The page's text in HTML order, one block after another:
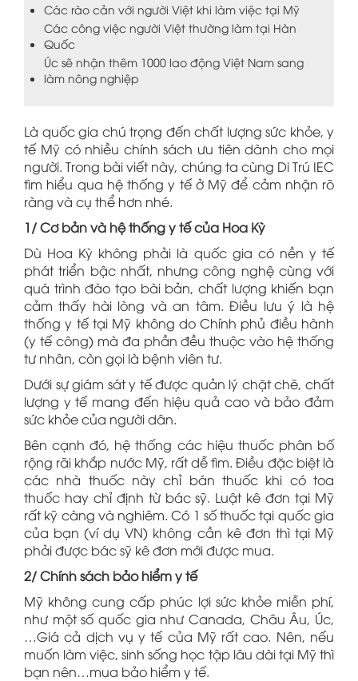
Các rào cản với người Việt khi làm việc tại Mỹ
Các công việc người Việt thường làm tại Hàn
Quốc
Úc sẽ nhận thêm 1000 lao động Việt Nam sang
làm nông nghiệp
Là quốc gia chú trọng đến chất lượng sức khỏe, y
tế Mỹ có nhiều chính sách ưu tiên dành cho mọi
người. Trong bài viết này, chúng ta cùng Di Trú IEC
tìm hiểu qua hệ thống y tế ở Mỹ để cảm nhận rõ
ràng và cụ thể hơn nhé.
1/ Cơ bản và hệ thống y tế của Hoa Kỳ
Dù Hoa Kỳ không phải là quốc gia có nền y tế
phát triển bậc nhất, nhưng công nghệ cùng với
quá trình đào tạo bài bản, chất lượng khiến bạn
cảm thấy hài lòng và an tâm. Điều lưu ý là hệ
thống y tế tại Mỹ không do Chính phủ điều hành
(y tế công) mà đa phần đều thuộc vào hệ thống
tư nhân, còn gọi là bệnh viên tư.
Dưới sự giám sát y tế được quản lý chặt chẽ, chất
lượng y tế mang đến hiệu quả cao và bảo đảm
sức khỏe của người dân.
Bên cạnh đó, hệ thống các hiệu thuốc phân bố
rộng rãi khắp nước Mỹ, rất dễ tìm. Điều đặc biệt là
các nhà thuốc này chỉ bán thuốc khi có toa
thuốc hay chỉ định từ bác sỹ. Luật kê đơn tại Mỹ
rất kỹ càng và nghiêm. Có 1 số thuốc tại quốc gia
của bạn (ví dụ VN) không cần kê đơn thì tại Mỹ
phải được bác sỹ kê đơn mới được mua.
2/ Chính sách bảo hiểm y tế
Mỹ không cung cấp phúc lợi sức khỏe miễn phí,
như một số quốc gia như Canada, Châu Âu, Úc,
…Giá cả dịch vụ y tế của Mỹ rất cao. Nên, nếu
muốn làm việc, sinh sống học tập lâu dài tại Mỹ thì
bạn nên…mua bảo hiểm y tế.